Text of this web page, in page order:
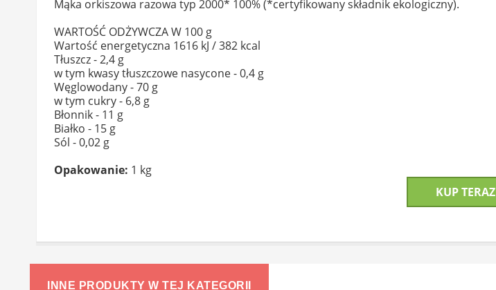
Mąka orkiszowa razowa typ 2000* 100% (*certyfikowany składnik ekologiczny).
WARTOŚĆ ODŻYWCZA W 100 g
Wartość energetyczna 1616 kJ / 382 kcal
Tłuszcz - 2,4 g
w tym kwasy tłuszczowe nasycone - 0,4 g
Węglowodany - 70 g
w tym cukry - 6,8 g
Błonnik - 11 g
Białko - 15 g
Sól - 0,02 g
Opakowanie: 1 kg
KUP TERAZ
INNE PRODUKTY W TEJ KATEGORII